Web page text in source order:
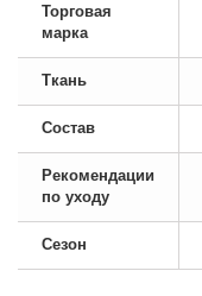
Торговая
марка
Ткань
Состав
Рекомендации
по уходу
Сезон